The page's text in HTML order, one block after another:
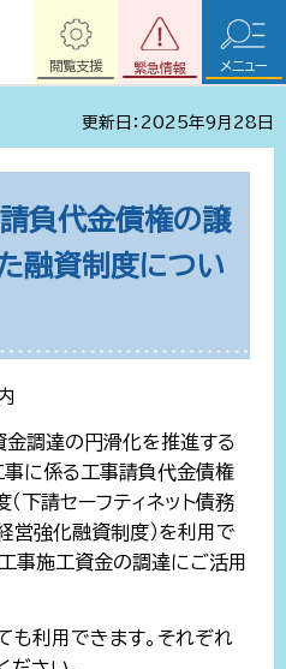
緊急情報
閲覧支援 メニュー
更新日：2025年9月28日
負代金債権の譲
融資制度につい
金調達の円滑化を推進する
事に係る工事請負代金債権
下請セーフティネット債務
営強化融資制度）を利用で
事施工資金の調達にご活用
も利用できます。それぞれ